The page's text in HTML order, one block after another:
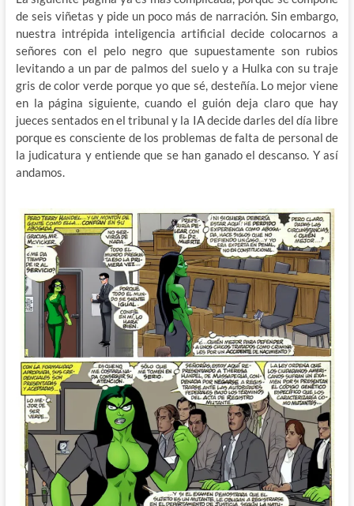
de seis viñetas y pide un poco más de narración. Sin embargo,
nuestra intrépida inteligencia artificial decide colocarnos a
señores con el pelo negro que supuestamente son rubios
levitando a un par de palmos del suelo y a Hulka con su traje
gris de color verde porque yo que sé, desteñía. Lo mejor viene
en la página siguiente, cuando el guión deja claro que hay
jueces sentados en el tribunal y la IA decide darles del día libre
porque es consciente de los problemas de falta de personal de
la judicatura y entiende que se han ganado el descanso. Y así
andamos.